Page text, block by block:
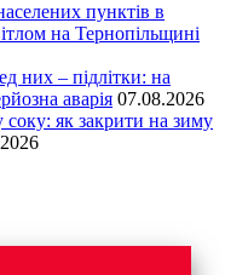
пунктів в
на Тернопільщині
них – підлітки: на
аварія 07.08.2026
соку: як закрити на зиму